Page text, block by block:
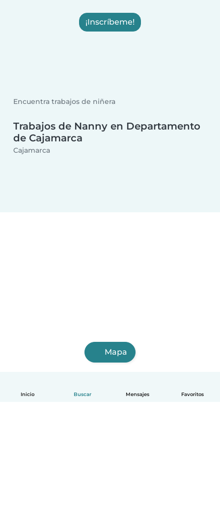
Inicio Buscar Mensajes Favoritos
¡Inscríbeme!
Encuentra trabajos de niñera
Trabajos de Nanny en Departamento
de Cajamarca
Cajamarca
Mapa